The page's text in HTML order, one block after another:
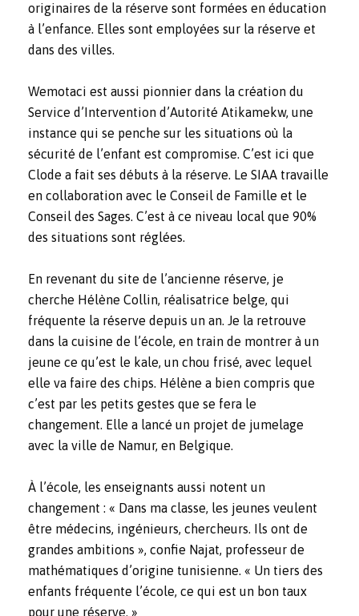
originaires de la réserve sont formées en éducation
à l’enfance. Elles sont employées sur la réserve et
dans des villes.
Wemotaci est aussi pionnier dans la création du
Service d’Intervention d’Autorité Atikamekw, une
instance qui se penche sur les situations où la
sécurité de l’enfant est compromise. C’est ici que
Clode a fait ses débuts à la réserve. Le SIAA travaille
en collaboration avec le Conseil de Famille et le
Conseil des Sages. C’est à ce niveau local que 90%
des situations sont réglées.
En revenant du site de l’ancienne réserve, je
cherche Hélène Collin, réalisatrice belge, qui
fréquente la réserve depuis un an. Je la retrouve
dans la cuisine de l’école, en train de montrer à un
jeune ce qu’est le kale, un chou frisé, avec lequel
elle va faire des chips. Hélène a bien compris que
c’est par les petits gestes que se fera le
changement. Elle a lancé un projet de jumelage
avec la ville de Namur, en Belgique.
À l’école, les enseignants aussi notent un
changement : « Dans ma classe, les jeunes veulent
être médecins, ingénieurs, chercheurs. Ils ont de
grandes ambitions », confie Najat, professeur de
mathématiques d’origine tunisienne. « Un tiers des
enfants fréquente l’école, ce qui est un bon taux
pour une réserve. »